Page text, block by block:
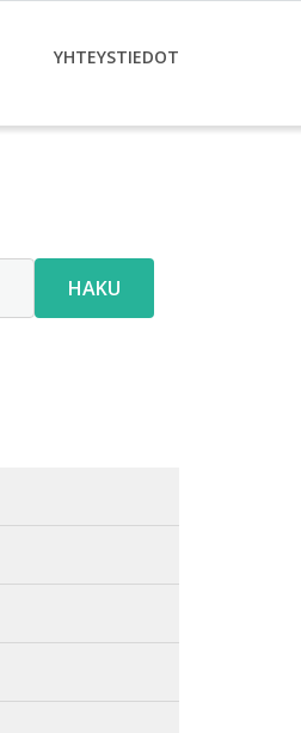
YHTEYSTIEDOT
HAKU